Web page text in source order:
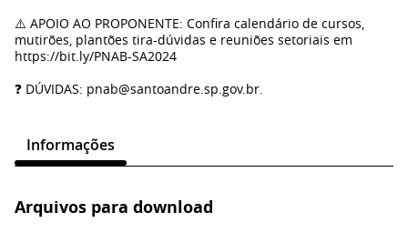
⚠️ APOIO AO PROPONENTE: Confira calendário de cursos,
mutirões, plantões tira-dúvidas e reuniões setoriais em
https://bit.ly/PNAB-SA2024
❓ DÚVIDAS: pnab@santoandre.sp.gov.br.
Informações
Arquivos para download